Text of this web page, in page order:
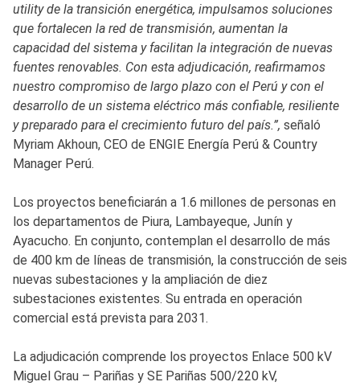
utility de la transición energética, impulsamos soluciones
que fortalecen la red de transmisión, aumentan la
capacidad del sistema y facilitan la integración de nuevas
fuentes renovables. Con esta adjudicación, reafirmamos
nuestro compromiso de largo plazo con el Perú y con el
desarrollo de un sistema eléctrico más confiable, resiliente
y preparado para el crecimiento futuro del país.”, señaló
Myriam Akhoun, CEO de ENGIE Energía Perú & Country
Manager Perú.
Los proyectos beneficiarán a 1.6 millones de personas en
los departamentos de Piura, Lambayeque, Junín y
Ayacucho. En conjunto, contemplan el desarrollo de más
de 400 km de líneas de transmisión, la construcción de seis
nuevas subestaciones y la ampliación de diez
subestaciones existentes. Su entrada en operación
comercial está prevista para 2031.
La adjudicación comprende los proyectos Enlace 500 kV
Miguel Grau – Pariñas y SE Pariñas 500/220 kV,